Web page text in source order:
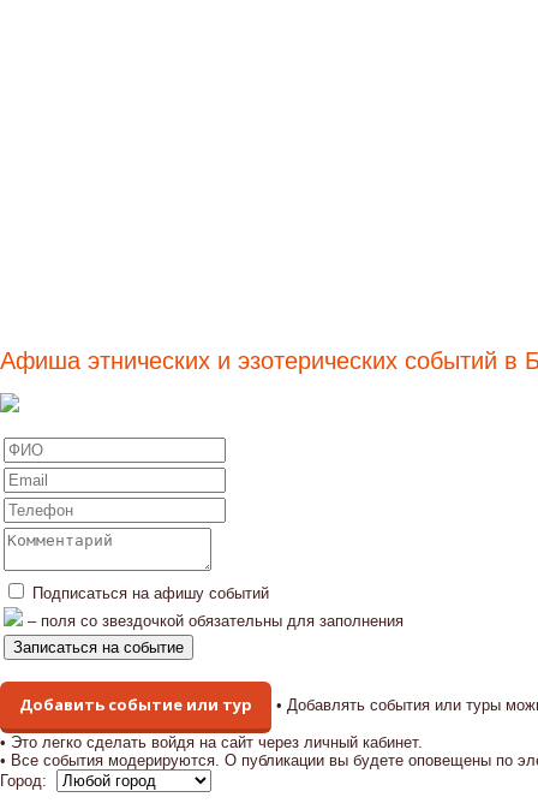
Афиша этнических и эзотерических событий в
Подписаться на афишу событий
– поля со звездочкой обязательны для заполнения
Добавить событие или тур • Добавлять события или туры
• Это легко сделать войдя на сайт через личный кабинет.
• Все события модерируются. О публикации вы будете оповещены по
Город: